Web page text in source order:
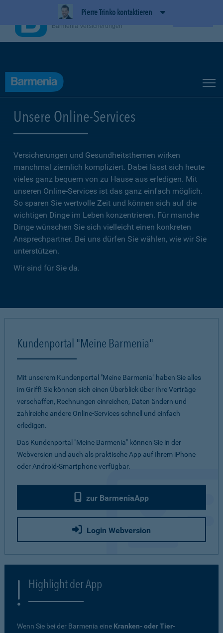
Pierre Trinko kontaktieren
Unsere Online-Services
Versicherungen und Gesundheitsthemen wirken
manchmal ziemlich kompliziert. Dabei lässt sich heute
vieles ganz bequem von zu Hause aus erledigen. Mit
unseren Online-Services ist das ganz einfach möglich.
So sparen Sie wertvolle Zeit und können sich auf die
wichtigen Dinge im Leben konzentrieren. Für manche
Dinge wünschen Sie sich vielleicht einen konkreten
Ansprechpartner. Bei uns dürfen Sie wählen, wie wir Sie
unterstützen.
Wir sind für Sie da.
Kundenportal "Meine Barmenia"
Mit unserem Kundenportal "Meine Barmenia" haben Sie alles
im Griff! Sie können sich einen Überblick über Ihre Verträge
verschaffen, Rechnungen einreichen, Daten ändern und
zahlreiche andere Online-Services schnell und einfach
erledigen.
Das Kundenportal "Meine Barmenia" können Sie in der
Webversion und auch als praktische App auf Ihrem iPhone
oder Android-Smartphone verfügbar.
zur BarmeniaApp
Login Webversion
Highlight der App
Wenn Sie bei der Barmenia eine Kranken- oder Tier-
BarmeniaApp
Barmenia Versicherungen